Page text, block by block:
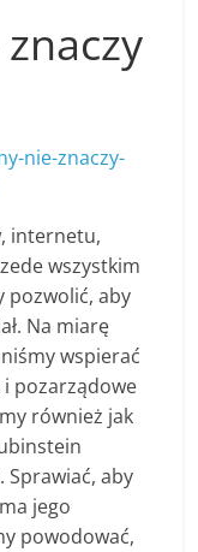
nie-znaczy-
internetu,
wszystkim
pozwolić, aby
Na miarę
wspierać
pozarządowe
również jak
Sprawiać, aby
jego
powodować,